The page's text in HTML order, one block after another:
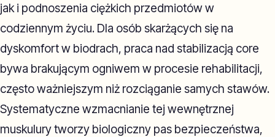
jak i podnoszenia ciężkich przedmiotów w
codziennym życiu. Dla osób skarżących się na
dyskomfort w biodrach, praca nad stabilizacją core
bywa brakującym ogniwem w procesie rehabilitacji,
często ważniejszym niż rozciąganie samych stawów.
Systematyczne wzmacnianie tej wewnętrznej
muskulury tworzy biologiczny pas bezpieczeństwa,